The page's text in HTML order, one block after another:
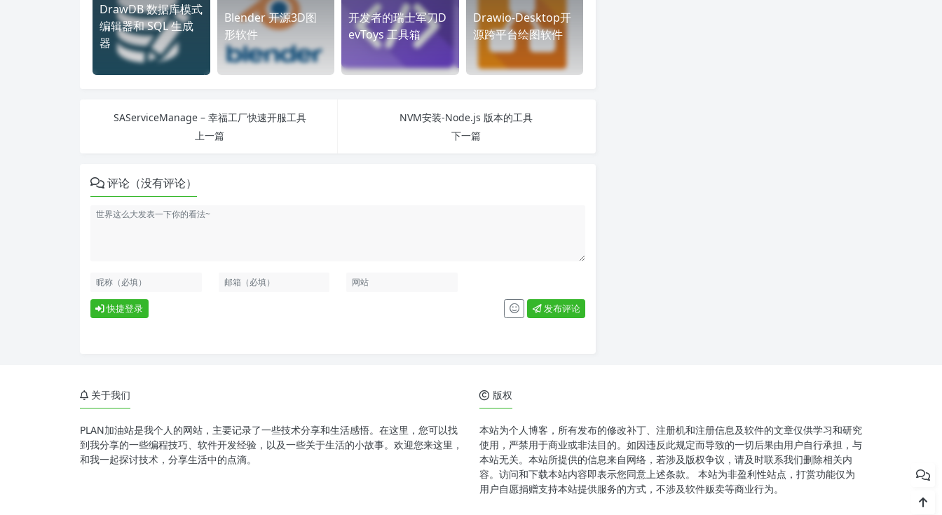
DrawDB 数据库模式
编辑器和 SQL 生成
器
Blender 开源3D图
形软件
开发者的瑞士军刀D
evToys 工具箱
Drawio-Desktop开
源跨平台绘图软件
SAServiceManage – 幸福工厂快速开服工具
上一篇
NVM安装-Node.js 版本的工具
下一篇
评论（没有评论）
快捷登录 发布评论
关于我们
PLAN加油站是我个人的网站，主要记录了一些技术分享和生活感悟。在这里，您可以找
到我分享的一些编程技巧、软件开发经验，以及一些关于生活的小故事。欢迎您来这里，
和我一起探讨技术，分享生活中的点滴。
版权
本站为个人博客，所有发布的修改补丁、注册机和注册信息及软件的文章仅供学习和研究
使用，严禁用于商业或非法目的。如因违反此规定而导致的一切后果由用户自行承担，与
本站无关。本站所提供的信息来自网络，若涉及版权争议，请及时联系我们删除相关内
容。访问和下载本站内容即表示您同意上述条款。 本站为非盈利性站点，打赏功能仅为
用户自愿捐赠支持本站提供服务的方式，不涉及软件贩卖等商业行为。